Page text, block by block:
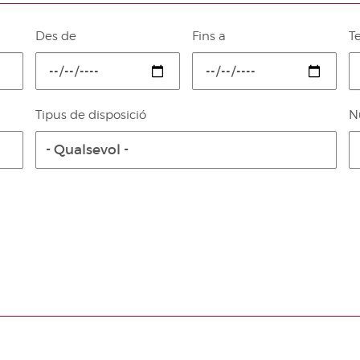
Des de Fins a
Tipus de disposició
- Qualsevol -